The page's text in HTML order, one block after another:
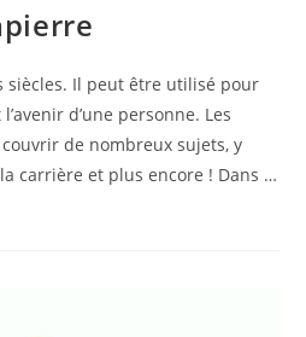
siècles. Il peut être utilisé pour
d’une personne. Les
de nombreux sujets, y
la carrière et plus encore ! Dans …